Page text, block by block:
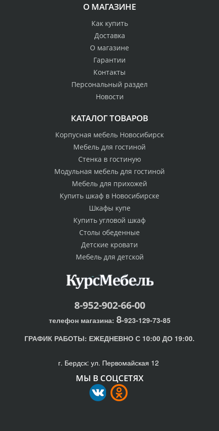
О МАГАЗИНЕ
Как купить
Доставка
О магазине
Гарантии
Контакты
Персональный раздел
Новости
КАТАЛОГ ТОВАРОВ
Корпусная мебель Новосибирск
Мебель для гостиной
Стенка в гостиную
Модульная мебель для гостиной
Мебель для прихожей
Купить шкаф в Новосибирске
Шкафы купе
Купить угловой шкаф
Столы обеденные
Детские кровати
Мебель для детской
8-952-902-66-00
телефон магазина: 8-923-129-73-85
ГРАФИК РАБОТЫ: ЕЖЕДНЕВНО С 10:00 ДО 19:00.
г. Бердск: ул. Первомайская 12
МЫ В СОЦСЕТЯХ